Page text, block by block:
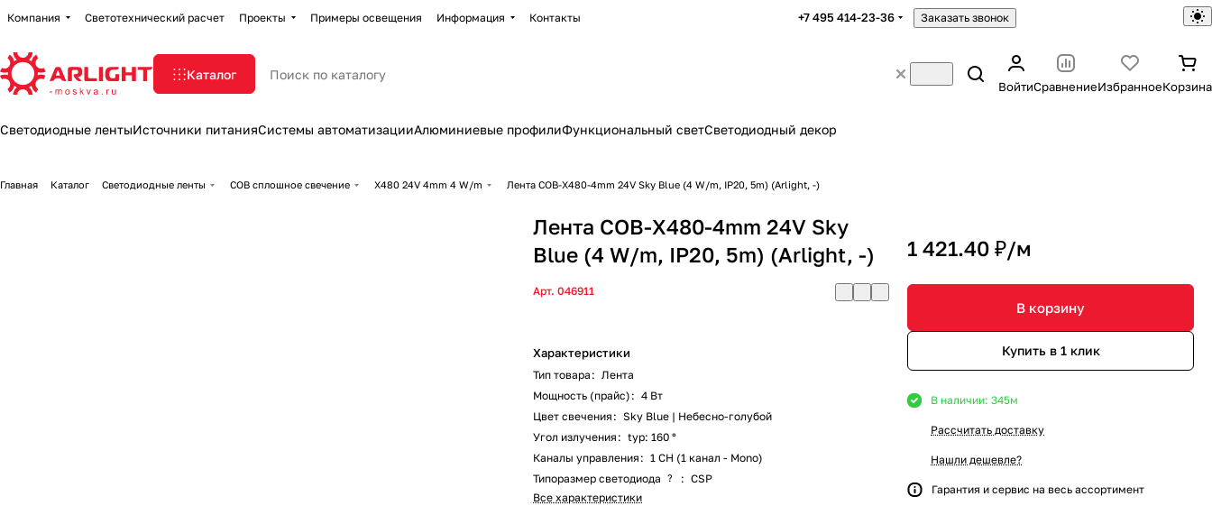
Компания Светотехнический расчет Проекты Примеры освещения Информация Контакты +7 495 414-23-36 Заказать звонок
Каталог
ВойтиСравнениеИзбранноеКорзина
Светодиодные лентыИсточники питанияСистемы автоматизацииАлюминиевые профилиФункциональный светСветодиодный декор
Главная Каталог Светодиодные ленты COB сплошное свечение X480 24V 4mm 4 W/m Лента COB-X480-4mm 24V Sky Blue (4 W/m, IP20, 5m) (Arlight, -)
Лента COB-X480-4mm 24V Sky
Blue (4 W/m, IP20, 5m) (Arlight, -)
Арт.046911
Характеристики
Тип товара : Лента
Мощность (прайс) : 4 Вт
Цвет свечения : Sky Blue | Небесно-голубой
Угол излучения : typ: 160 °
Каналы управления : 1 CH (1 канал - Mono)
Типоразмер светодиода
? : CSP
Все характеристики
1 421.40 ₽/м
В корзину
Купить в 1 клик
В наличии: 345м
Рассчитать доставку
Нашли дешевле?
Гарантия и сервис на весь ассортимент